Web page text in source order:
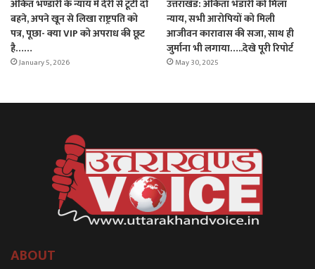
अंकित भण्डारी के न्याय में देरी से टूटी दो
बहने, अपने खून से लिखा राष्ट्रपति को
पत्र, पूछा- क्या VIP को अपराध की छूट
है……
January 5, 2026
उत्तराखंड: अंकिता भंडारी को मिला
न्याय, सभी आरोपियों को मिली
आजीवन कारावास की सजा, साथ ही
जुर्माना भी लगाया…..देखे पूरी रिपोर्ट
May 30, 2025
ABOUT